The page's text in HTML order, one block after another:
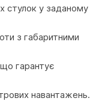
стулок у заданому
з габаритними
що гарантує
навантажень.